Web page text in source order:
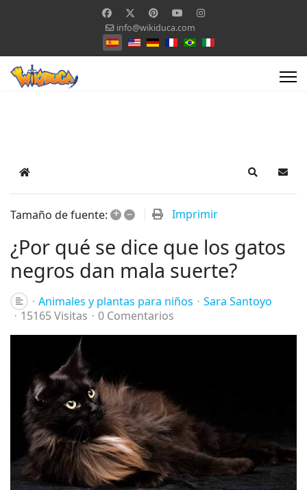
info@wikiduca.com
Seleccione su idioma
Home Search
Tamaño de fuente: + – Imprimir
¿Por qué se dice que los gatos
negros dan mala suerte?
Animales y plantas para niños
Sara Santoyo
15165 Visitas
0 Comentarios